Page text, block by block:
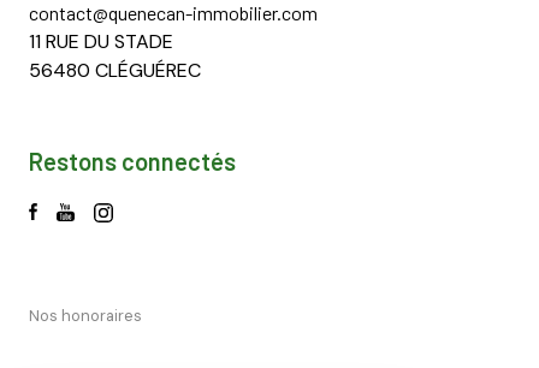
contact@quenecan-immobilier.com
11 RUE DU STADE
56480 CLÉGUÉREC
Restons connectés
Nos honoraires